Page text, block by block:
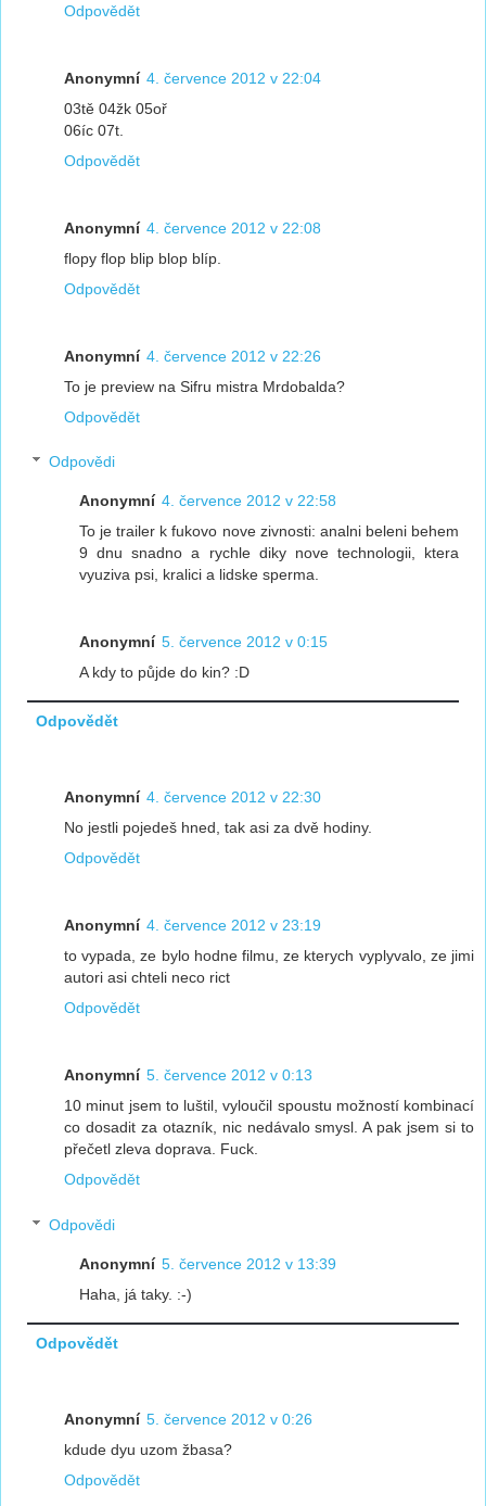
Odpovědět
Anonymní 4. července 2012 v 22:04
03tě 04žk 05oř
06íc 07t.
Odpovědět
Anonymní 4. července 2012 v 22:08
flopy flop blip blop blíp.
Odpovědět
Anonymní 4. července 2012 v 22:26
To je preview na Sifru mistra Mrdobalda?
Odpovědět
Odpovědi
Anonymní 4. července 2012 v 22:58
To je trailer k fukovo nove zivnosti: analni beleni behem
9 dnu snadno a rychle diky nove technologii, ktera
vyuziva psi, kralici a lidske sperma.
Anonymní 5. července 2012 v 0:15
A kdy to půjde do kin? :D
Odpovědět
Anonymní 4. července 2012 v 22:30
No jestli pojedeš hned, tak asi za dvě hodiny.
Odpovědět
Anonymní 4. července 2012 v 23:19
to vypada, ze bylo hodne filmu, ze kterych vyplyvalo, ze jimi
autori asi chteli neco rict
Odpovědět
Anonymní 5. července 2012 v 0:13
10 minut jsem to luštil, vyloučil spoustu možností kombinací
co dosadit za otazník, nic nedávalo smysl. A pak jsem si to
přečetl zleva doprava. Fuck.
Odpovědět
Odpovědi
Anonymní 5. července 2012 v 13:39
Haha, já taky. :-)
Odpovědět
Anonymní 5. července 2012 v 0:26
kdude dyu uzom žbasa?
Odpovědět